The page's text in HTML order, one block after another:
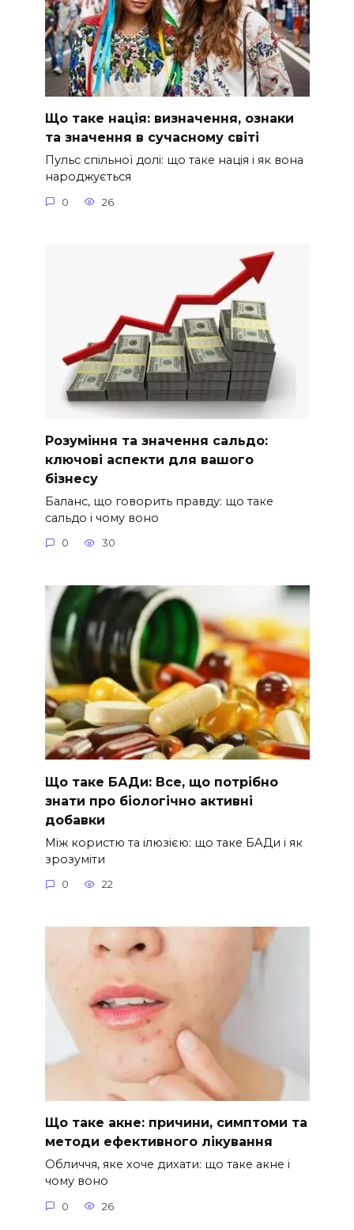
Що таке нація: визначення, ознаки
та значення в сучасному світі
Пульс спільної долі: що таке нація і як вона
народжується
0 26
Розуміння та значення сальдо:
ключові аспекти для вашого
бізнесу
Баланс, що говорить правду: що таке
сальдо і чому воно
0 30
Що таке БАДи: Все, що потрібно
знати про біологічно активні
добавки
Між користю та ілюзією: що таке БАДи і як
зрозуміти
0 22
Що таке акне: причини, симптоми та
методи ефективного лікування
Обличчя, яке хоче дихати: що таке акне і
чому воно
0 26